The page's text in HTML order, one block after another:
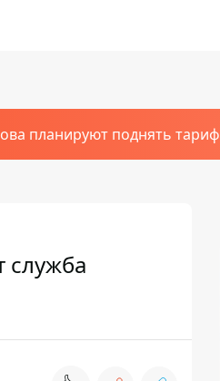
планируют поднять тариф
служба